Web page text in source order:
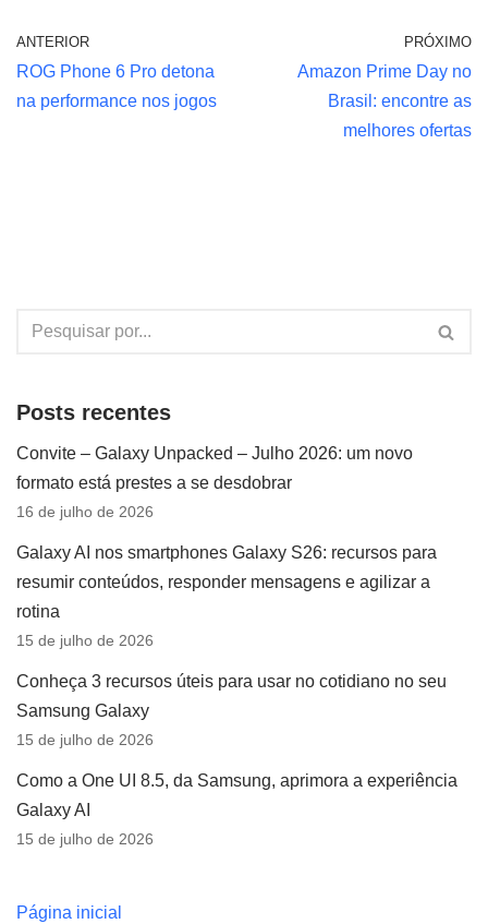
ANTERIOR
ROG Phone 6 Pro detona
na performance nos jogos
PRÓXIMO
Amazon Prime Day no
Brasil: encontre as
melhores ofertas
Posts recentes
Convite – Galaxy Unpacked – Julho 2026: um novo
formato está prestes a se desdobrar
16 de julho de 2026
Galaxy AI nos smartphones Galaxy S26: recursos para
resumir conteúdos, responder mensagens e agilizar a
rotina
15 de julho de 2026
Conheça 3 recursos úteis para usar no cotidiano no seu
Samsung Galaxy
15 de julho de 2026
Como a One UI 8.5, da Samsung, aprimora a experiência
Galaxy AI
15 de julho de 2026
Página inicial